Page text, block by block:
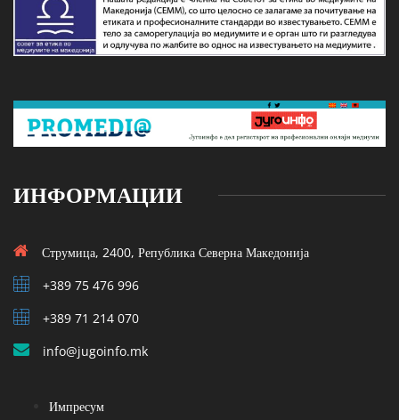
ИНФОРМАЦИИ
Струмица, 2400, Република Северна Македонија
+389 75 476 996
+389 71 214 070
info@jugoinfo.mk
Импресум